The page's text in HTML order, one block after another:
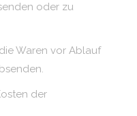
oder zu
Waren vor Ablauf
der